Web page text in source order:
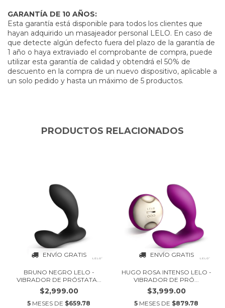
GARANTÍA DE 10 AÑOS:
Esta garantía está disponible para todos los clientes que
hayan adquirido un masajeador personal LELO. En caso de
que detecte algún defecto fuera del plazo de la garantía de
1 año o haya extraviado el comprobante de compra, puede
utilizar esta garantía de calidad y obtendrá el 50% de
descuento en la compra de un nuevo dispositivo, aplicable a
un solo pedido y hasta un máximo de 5 productos.
PRODUCTOS RELACIONADOS
ENVÍO GRATIS
BRUNO NEGRO LELO -
VIBRADOR DE PRÓSTATA...
$2,999.00
5 MESES DE $659.78
ENVÍO GRATIS
HUGO ROSA INTENSO LELO -
VIBRADOR DE PRÓ...
$3,999.00
5 MESES DE $879.78